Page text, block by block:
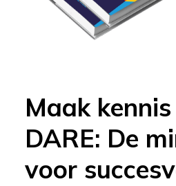
Maak
DARE: De
voor